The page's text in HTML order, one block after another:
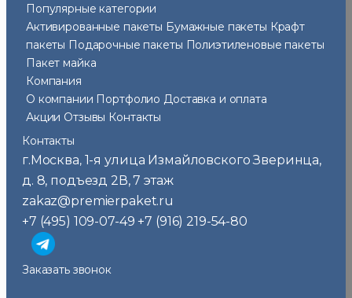
Популярные категории
Активированные пакеты Бумажные пакеты Крафт
пакеты Подарочные пакеты Полиэтиленовые пакеты
Пакет майка
Компания
О компании Портфолио Доставка и оплата
Акции Отзывы Контакты
Контакты
г.Москва, 1-я улица Измайловского Зверинца,
д. 8, подъезд 2В, 7 этаж
zakaz@premierpaket.ru
+7 (495) 109-07-49 +7 (916) 219-54-80
Заказать звонок